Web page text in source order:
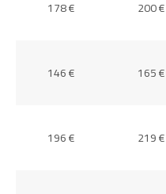
200 €
178 €
165 €
146 €
219 €
196 €